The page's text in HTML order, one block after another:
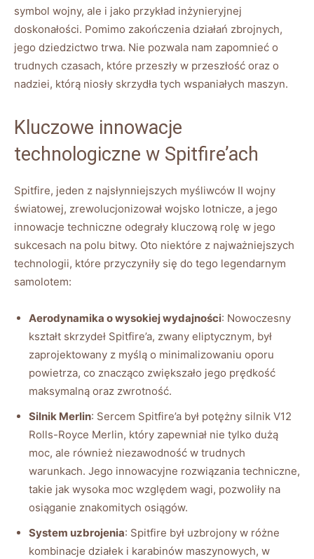
symbol wojny, ale i jako przykład inżynieryjnej
doskonałości. Pomimo zakończenia działań zbrojnych,
jego dziedzictwo trwa. Nie pozwala nam zapomnieć o
trudnych czasach, które przeszły w przeszłość oraz o
nadziei, którą niosły skrzydła tych wspaniałych maszyn.
Kluczowe innowacje
technologiczne w Spitfire’ach
Spitfire, jeden z najsłynniejszych myśliwców II wojny
światowej, zrewolucjonizował wojsko lotnicze, a jego
innowacje techniczne odegrały kluczową rolę w jego
sukcesach na polu bitwy. Oto niektóre z najważniejszych
technologii, które przyczyniły się do tego legendarnym
samolotem:
Aerodynamika o wysokiej wydajności: Nowoczesny
kształt skrzydeł Spitfire’a, zwany eliptycznym, był
zaprojektowany z myślą o minimalizowaniu oporu
powietrza, co znacząco zwiększało jego prędkość
maksymalną oraz zwrotność.
Silnik Merlin: Sercem Spitfire’a był potężny silnik V12
Rolls-Royce Merlin, który zapewniał nie tylko dużą
moc, ale również niezawodność w trudnych
warunkach. Jego innowacyjne rozwiązania techniczne,
takie jak wysoka moc względem wagi, pozwoliły na
osiąganie znakomitych osiągów.
System uzbrojenia: Spitfire był uzbrojony w różne
kombinacje działek i karabinów maszynowych, w